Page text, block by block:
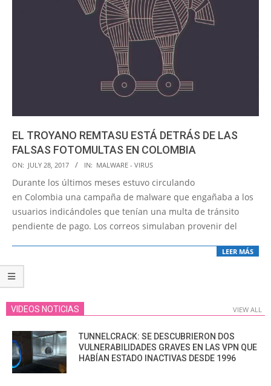
EL TROYANO REMTASU ESTÁ DETRÁS DE LAS
FALSAS FOTOMULTAS EN COLOMBIA
2017-
07-
28
ON: JULY 28, 2017 IN: MALWARE - VIRUS
Durante los últimos meses estuvo circulando
en Colombia una campaña de malware que engañaba a los
usuarios indicándoles que tenían una multa de tránsito
pendiente de pago. Los correos simulaban provenir del
LEER MÁS
VIDEOS NOTICIAS VIEW ALL
TUNNELCRACK: SE DESCUBRIERON DOS
VULNERABILIDADES GRAVES EN LAS VPN QUE
HABÍAN ESTADO INACTIVAS DESDE 1996